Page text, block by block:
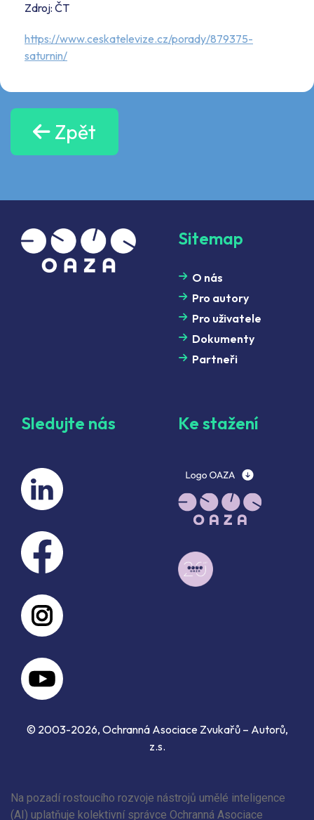
Zdroj: ČT
https://www.ceskatelevize.cz/porady/879375-
saturnin/
Zpět
Sitemap
O nás
Pro autory
Pro uživatele
Dokumenty
Partneři
Sledujte nás Ke stažení
© 2003-2026, Ochranná Asociace Zvukařů – Autorů,
z.s.
Na pozadí rostoucího rozvoje nástrojů umělé inteligence
(AI) uplatňuje kolektivní správce Ochranná Asociace